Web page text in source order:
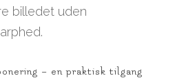
billedet uden
– en praktisk tilgang